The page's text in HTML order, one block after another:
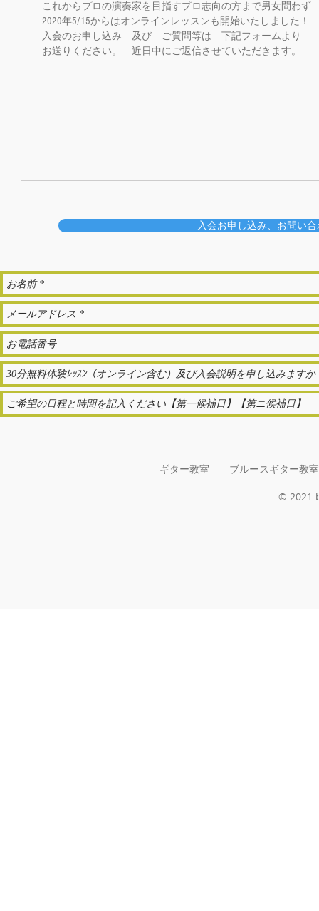
これからプロの演奏家を目指すプロ志向の方まで男女問わず
2020年5/15からはオンラインレッスンも開始いたしました！
入会のお申し込み 及び ご質問等は 下記フォームより
お送りください。 近日中にご返信させていただきます。
入会お申し込み、お問い
ギター教室 ブルースギター教
© 2021